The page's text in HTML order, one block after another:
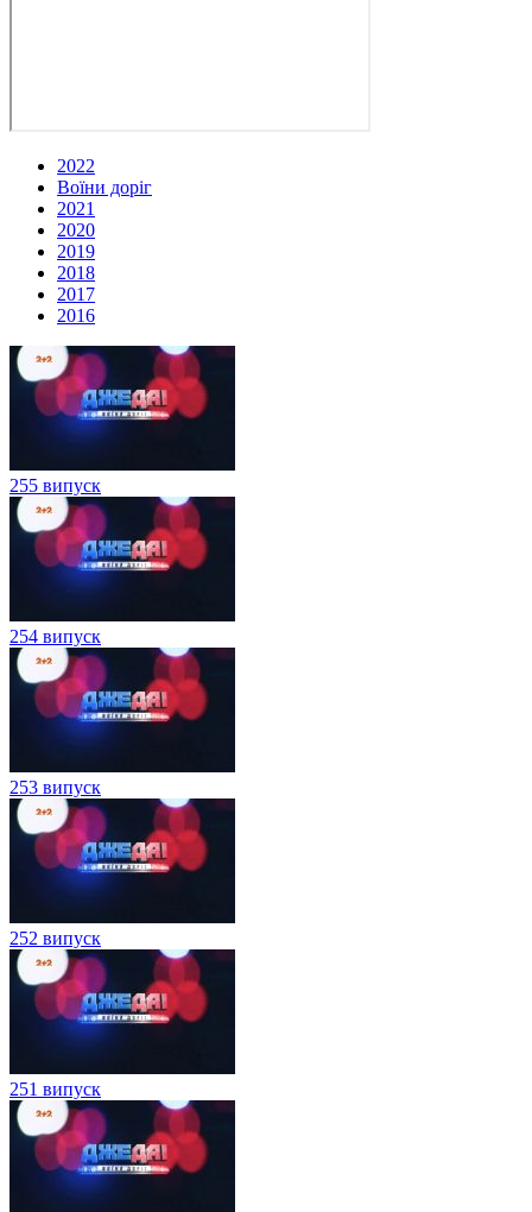
2022
Воїни доріг
2021
2020
2019
2018
2017
2016
255 випуск
254 випуск
253 випуск
252 випуск
251 випуск